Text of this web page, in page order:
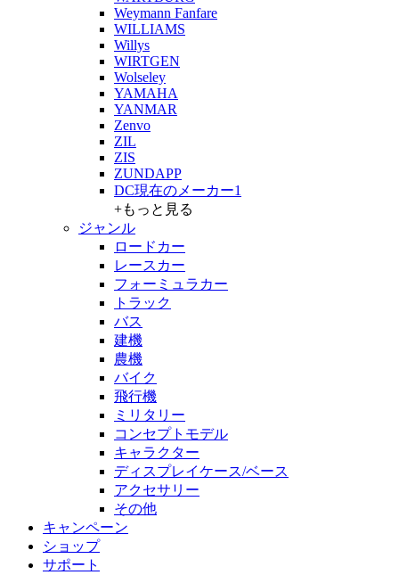
Weymann Fanfare
WILLIAMS
Willys
WIRTGEN
Wolseley
YAMAHA
YANMAR
Zenvo
ZIL
ZIS
ZUNDAPP
DC現在のメーカー1
+もっと見る
ジャンル
ロードカー
レースカー
フォーミュラカー
トラック
バス
建機
農機
バイク
飛行機
ミリタリー
コンセプトモデル
キャラクター
ディスプレイケース/ベース
アクセサリー
その他
キャンペーン
ショップ
サポート